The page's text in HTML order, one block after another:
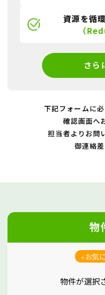
資源を循
（
さら
下記フォームに
確認画面へ
担当者よりお問
御連絡差
物
お気
物件が選択